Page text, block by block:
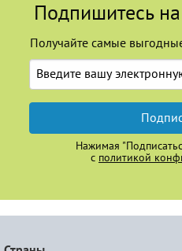
Подпишитесь
Получайте самые
Нажимая
с политикой